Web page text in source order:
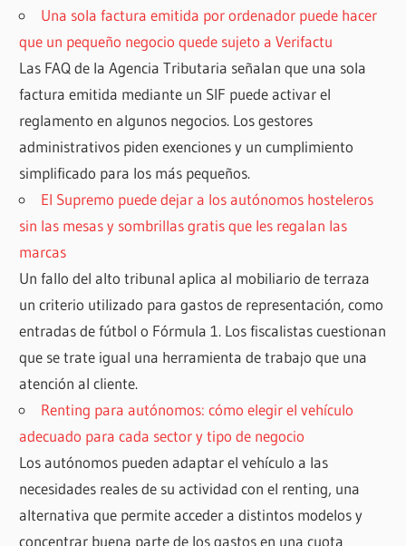
Una sola factura emitida por ordenador puede hacer
que un pequeño negocio quede sujeto a Verifactu
Las FAQ de la Agencia Tributaria señalan que una sola
factura emitida mediante un SIF puede activar el
reglamento en algunos negocios. Los gestores
administrativos piden exenciones y un cumplimiento
simplificado para los más pequeños.
El Supremo puede dejar a los autónomos hosteleros
sin las mesas y sombrillas gratis que les regalan las
marcas
Un fallo del alto tribunal aplica al mobiliario de terraza
un criterio utilizado para gastos de representación, como
entradas de fútbol o Fórmula 1. Los fiscalistas cuestionan
que se trate igual una herramienta de trabajo que una
atención al cliente.
Renting para autónomos: cómo elegir el vehículo
adecuado para cada sector y tipo de negocio
Los autónomos pueden adaptar el vehículo a las
necesidades reales de su actividad con el renting, una
alternativa que permite acceder a distintos modelos y
concentrar buena parte de los gastos en una cuota